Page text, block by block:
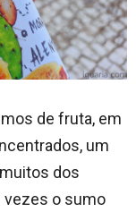
de fruta, em
um
dos
vezes o sumo